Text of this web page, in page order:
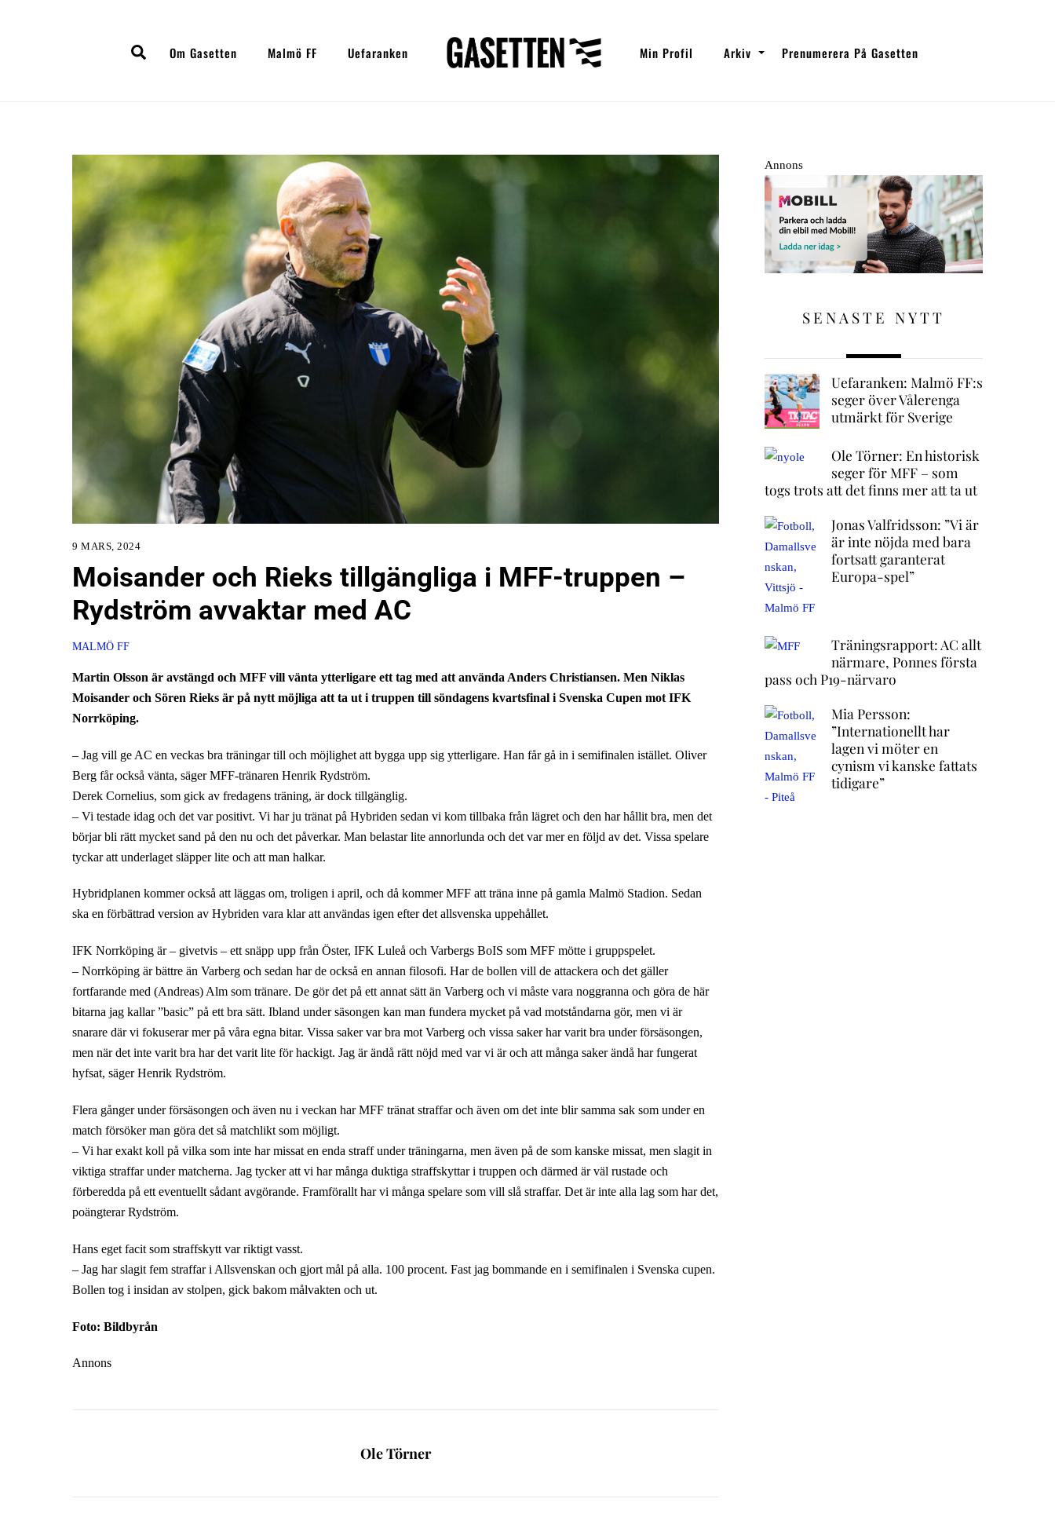
SearchOm Gasetten Malmö FF Uefaranken Min Profil Arkiv Prenumerera På Gasetten
9 MARS, 2024
Moisander och Rieks tillgängliga i MFF-truppen –
Rydström avvaktar med AC
MALMÖ FF
Martin Olsson är avstängd och MFF vill vänta ytterligare ett tag med att använda Anders Christiansen. Men Niklas
Moisander och Sören Rieks är på nytt möjliga att ta ut i truppen till söndagens kvartsfinal i Svenska Cupen mot IFK
Norrköping.
– Jag vill ge AC en veckas bra träningar till och möjlighet att bygga upp sig ytterligare. Han får gå in i semifinalen istället. Oliver
Berg får också vänta, säger MFF-tränaren Henrik Rydström.
Derek Cornelius, som gick av fredagens träning, är dock tillgänglig.
– Vi testade idag och det var positivt. Vi har ju tränat på Hybriden sedan vi kom tillbaka från lägret och den har hållit bra, men det
börjar bli rätt mycket sand på den nu och det påverkar. Man belastar lite annorlunda och det var mer en följd av det. Vissa spelare
tyckar att underlaget släpper lite och att man halkar.
Hybridplanen kommer också att läggas om, troligen i april, och då kommer MFF att träna inne på gamla Malmö Stadion. Sedan
ska en förbättrad version av Hybriden vara klar att användas igen efter det allsvenska uppehållet.
IFK Norrköping är – givetvis – ett snäpp upp från Öster, IFK Luleå och Varbergs BoIS som MFF mötte i gruppspelet.
– Norrköping är bättre än Varberg och sedan har de också en annan filosofi. Har de bollen vill de attackera och det gäller
fortfarande med (Andreas) Alm som tränare. De gör det på ett annat sätt än Varberg och vi måste vara noggranna och göra de här
bitarna jag kallar ”basic” på ett bra sätt. Ibland under säsongen kan man fundera mycket på vad motståndarna gör, men vi är
snarare där vi fokuserar mer på våra egna bitar. Vissa saker var bra mot Varberg och vissa saker har varit bra under försäsongen,
men när det inte varit bra har det varit lite för hackigt. Jag är ändå rätt nöjd med var vi är och att många saker ändå har fungerat
hyfsat, säger Henrik Rydström.
Flera gånger under försäsongen och även nu i veckan har MFF tränat straffar och även om det inte blir samma sak som under en
match försöker man göra det så matchlikt som möjligt.
– Vi har exakt koll på vilka som inte har missat en enda straff under träningarna, men även på de som kanske missat, men slagit in
viktiga straffar under matcherna. Jag tycker att vi har många duktiga straffskyttar i truppen och därmed är väl rustade och
förberedda på ett eventuellt sådant avgörande. Framförallt har vi många spelare som vill slå straffar. Det är inte alla lag som har det,
poängterar Rydström.
Hans eget facit som straffskytt var riktigt vasst.
– Jag har slagit fem straffar i Allsvenskan och gjort mål på alla. 100 procent. Fast jag bommande en i semifinalen i Svenska cupen.
Bollen tog i insidan av stolpen, gick bakom målvakten och ut.
Foto: Bildbyrån
Annons
Ole Törner
Annons
SENASTE NYTT
Uefaranken: Malmö FF:s
seger över Vålerenga
utmärkt för Sverige
Ole Törner: En historisk
seger för MFF – som
togs trots att det finns mer att ta ut
Jonas Valfridsson: ”Vi är
är inte nöjda med bara
fortsatt garanterat
Europa-spel”
Träningsrapport: AC allt
närmare, Ponnes första
pass och P19-närvaro
Mia Persson:
”Internationellt har
lagen vi möter en
cynism vi kanske fattats
tidigare”